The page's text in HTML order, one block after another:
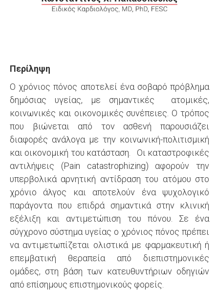
Περίληψη
Ο χρόνιος πόνος αποτελεί ένα σοβαρό πρόβλημα
δημόσιας υγείας, με σημαντικές ατομικές,
κοινωνικές και οικονομικές συνέπειες. Ο τρόπος
που βιώνεται από τον ασθενή παρουσιάζει
διαφορές ανάλογα με την κοινωνική-πολιτισμική
και οικονομική του κατάσταση. Οι καταστροφικές
αντιλήψεις (Pain catastrophizing) αφορούν την
υπερβολικά αρνητική αντίδραση του ατόμου στο
χρόνιο άλγος και αποτελούν ένα ψυχολογικό
παράγοντα που επιδρά σημαντικά στην κλινική
εξέλιξη και αντιμετώπιση του πόνου. Σε ένα
σύγχρονο σύστημα υγείας ο χρόνιος πόνος πρέπει
να αντιμετωπίζεται ολιστικά με φαρμακευτική ή
επεμβατική θεραπεία από διεπιστημονικές
ομάδες, στη βάση των κατευθυντήριων οδηγιών
από επίσημους επιστημονικούς φορείς.